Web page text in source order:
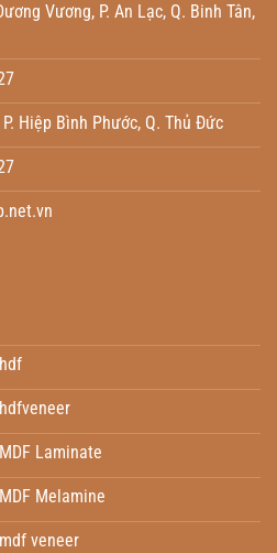
Vương, P. An Lạc, Q. Binh Tân,
Hiệp Bình Phước, Q. Thủ Đức
Laminate
Melamine
veneer